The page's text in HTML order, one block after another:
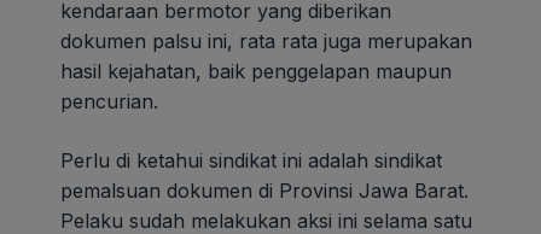
kendaraan bermotor yang diberikan
dokumen palsu ini, rata rata juga merupakan
hasil kejahatan, baik penggelapan maupun
pencurian.
Perlu di ketahui sindikat ini adalah sindikat
pemalsuan dokumen di Provinsi Jawa Barat.
Pelaku sudah melakukan aksi ini selama satu